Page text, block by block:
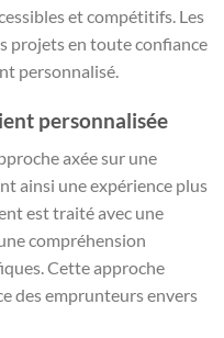
et compétitifs. Les
projets en toute confiance
personnalisé.
personnalisée
axée sur une
ainsi une expérience plus
est traité avec une
compréhension
Cette approche
des emprunteurs envers